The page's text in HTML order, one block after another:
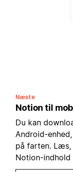
Næste
Notion til
Du kan
Android-
på farten.
Notion-indhold